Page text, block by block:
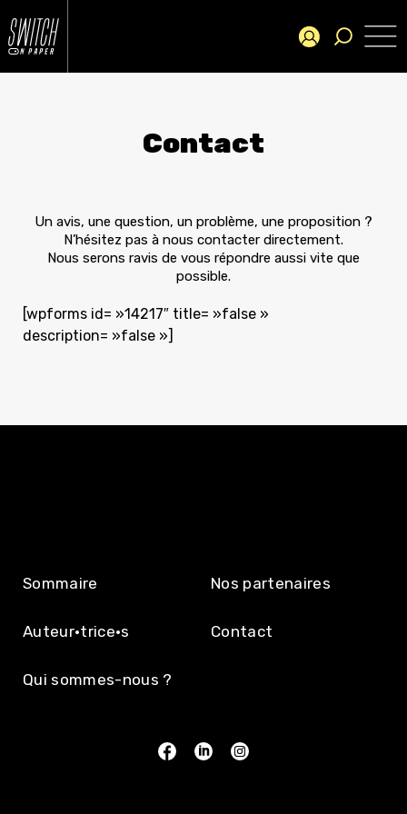
Contact
Un avis, une question, un problème, une proposition ?
N’hésitez pas à nous contacter directement.
Nous serons ravis de vous répondre aussi vite que
possible.
[wpforms id= »14217″ title= »false »
description= »false »]
Sommaire
Auteur·trice·s
Qui sommes-nous ?
Nos partenaires
Contact